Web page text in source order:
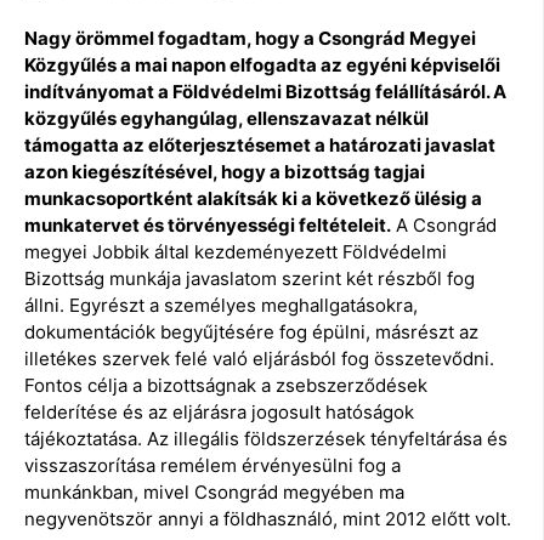
Nagy örömmel fogadtam, hogy a Csongrád Megyei
Közgyűlés a mai napon elfogadta az egyéni képviselői
indítványomat a Földvédelmi Bizottság felállításáról. A
közgyűlés egyhangúlag, ellenszavazat nélkül
támogatta az előterjesztésemet a határozati javaslat
azon kiegészítésével, hogy a bizottság tagjai
munkacsoportként alakítsák ki a következő ülésig a
munkatervet és törvényességi feltételeit. A Csongrád
megyei Jobbik által kezdeményezett Földvédelmi
Bizottság munkája javaslatom szerint két részből fog
állni. Egyrészt a személyes meghallgatásokra,
dokumentációk begyűjtésére fog épülni, másrészt az
illetékes szervek felé való eljárásból fog összetevődni.
Fontos célja a bizottságnak a zsebszerződések
felderítése és az eljárásra jogosult hatóságok
tájékoztatása. Az illegális földszerzések tényfeltárása és
visszaszorítása remélem érvényesülni fog a
munkánkban, mivel Csongrád megyében ma
negyvenötször annyi a földhasználó, mint 2012 előtt volt.